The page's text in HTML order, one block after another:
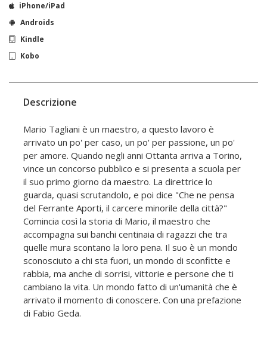
iPhone/iPad
Androids
Kindle
Kobo
Descrizione
Mario Tagliani è un maestro, a questo lavoro è
arrivato un po' per caso, un po' per passione, un po'
per amore. Quando negli anni Ottanta arriva a Torino,
vince un concorso pubblico e si presenta a scuola per
il suo primo giorno da maestro. La direttrice lo
guarda, quasi scrutandolo, e poi dice "Che ne pensa
del Ferrante Aporti, il carcere minorile della città?"
Comincia così la storia di Mario, il maestro che
accompagna sui banchi centinaia di ragazzi che tra
quelle mura scontano la loro pena. Il suo è un mondo
sconosciuto a chi sta fuori, un mondo di sconfitte e
rabbia, ma anche di sorrisi, vittorie e persone che ti
cambiano la vita. Un mondo fatto di un'umanità che è
arrivato il momento di conoscere. Con una prefazione
di Fabio Geda.